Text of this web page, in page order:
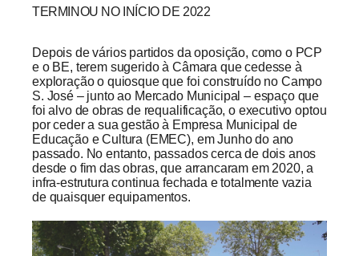
TERMINOU NO INÍCIO DE 2022
Depois de vários partidos da oposição, como o PCP
e o BE, terem sugerido à Câmara que cedesse à
exploração o quiosque que foi construído no Campo
S. José – junto ao Mercado Municipal – espaço que
foi alvo de obras de requalificação, o executivo optou
por ceder a sua gestão à Empresa Municipal de
Educação e Cultura (EMEC), em Junho do ano
passado. No entanto, passados cerca de dois anos
desde o fim das obras, que arrancaram em 2020, a
infra-estrutura continua fechada e totalmente vazia
de quaisquer equipamentos.